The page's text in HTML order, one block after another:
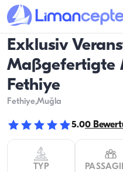
Exklusiv
Maßgefertigte
Fethiye
Fethiye,Muğla
5.00
TYP